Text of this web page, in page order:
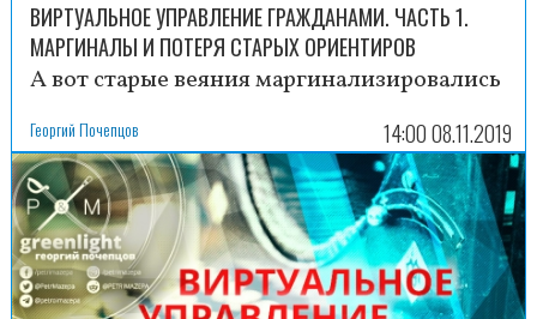
ВИРТУАЛЬНОЕ УПРАВЛЕНИЕ ГРАЖДАНАМИ. ЧАСТЬ 1.
МАРГИНАЛЫ И ПОТЕРЯ СТАРЫХ ОРИЕНТИРОВ
А вот старые веяния маргинализировались
Георгий Почепцов 14:00 08.11.2019